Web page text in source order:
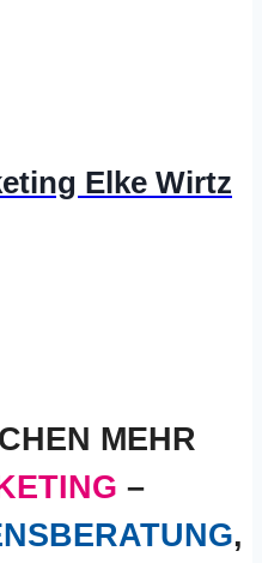
Elke Wirtz
MEHR
–
,